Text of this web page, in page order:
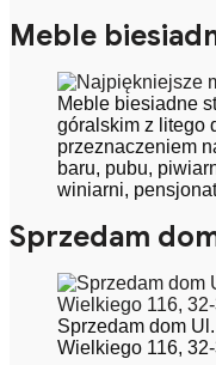
Meble
Meble biesiadne
góralskim z litego
przeznaczeniem
baru, pubu,
winiarni,
Sprzedam
Sprzedam dom
Wielkiego 116,